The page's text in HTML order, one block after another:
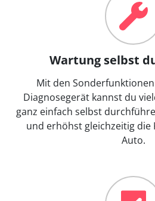
Wartung selbst
Mit den
Diagnosegerät kannst du
ganz einfach selbst
und erhöhst gleichzeitig
Auto.